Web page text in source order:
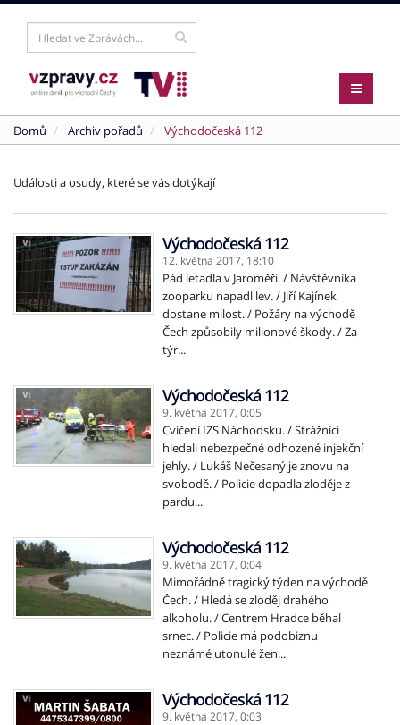
Domů Archiv pořadů Východočeská 112
Události a osudy, které se vás dotýkají
Východočeská 112
12. května 2017, 18:10
Pád letadla v Jaroměři. / Návštěvníka
zooparku napadl lev. / Jiří Kajínek
dostane milost. / Požáry na východě
Čech způsobily milionové škody. / Za
týr...
Východočeská 112
9. května 2017, 0:05
Cvičení IZS Náchodsku. / Strážníci
hledali nebezpečné odhozené injekční
jehly. / Lukáš Nečesaný je znovu na
svobodě. / Policie dopadla zloděje z
pardu...
Východočeská 112
9. května 2017, 0:04
Mimořádně tragický týden na východě
Čech. / Hledá se zloděj drahého
alkoholu. / Centrem Hradce běhal
srnec. / Policie má podobiznu
neznámé utonulé žen...
Východočeská 112
9. května 2017, 0:03